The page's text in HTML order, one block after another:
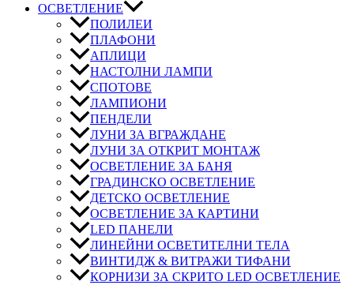
ОСВЕТЛЕНИЕ
ПОЛИЛЕИ
ПЛАФОНИ
АПЛИЦИ
НАСТОЛНИ ЛАМПИ
СПОТОВЕ
ЛАМПИОНИ
ПЕНДЕЛИ
ЛУНИ ЗА ВГРАЖДАНЕ
ЛУНИ ЗА ОТКРИТ МОНТАЖ
ОСВЕТЛЕНИЕ ЗА БАНЯ
ГРАДИНСКО ОСВЕТЛЕНИЕ
ДЕТСКО ОСВЕТЛЕНИЕ
ОСВЕТЛЕНИЕ ЗА КАРТИНИ
LED ПАНЕЛИ
ЛИНЕЙНИ ОСВЕТИТЕЛНИ ТЕЛА
ВИНТИДЖ & ВИТРАЖИ ТИФАНИ
КОРНИЗИ ЗА СКРИТО LED ОСВЕТЛЕНИЕ